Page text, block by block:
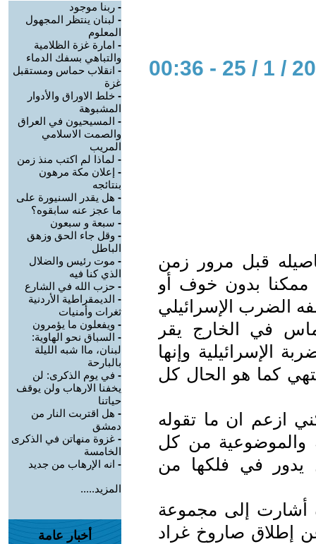
قبل مرور زمن
بدون خوف أو
الضرب الإسرائيلي
في الخارج يقر
الإسرائيلية وإنها
كما هو الحال كل
ازعم ان ما تقوله
والموضوعية من كل
يدور في فلكها من
أشارت إلى مجموعة
إطلاق صاروخ غراد
- ربنا موجود
- لبنان ينتظر المجهول
المعلوم
- امارة غزة الظلامية
والتباهي بسفك الدماء
- انقلاب حماس ومستقبل
غزة
- خلط الاوراق والأدوار
المشبوهة
- المسيحيون في العراق
والصمت الاسلامي
المريب
- لماذا لم اكتب منذ زمن
- إعلان مكة مرهون
بنتائجه
- هل يقدر السنيورة على
ما عجز عنه سابقوه؟
- سبعة و سبعون
- وقل جاء الحق وزهق
الباطل
- موت رئيس والضلال
الذي كنا فيه
- حزب الله في الشارع
- الديمقراطية الأردنية
ثغرات وأمنيات
- ويفعلون ما يؤمرون
- السباق نحو الهاوية:
لبنان، ماا شبه الليلة
بالبارحة
- في يوم الذكرى: لن
يخفنا الارهاب ولن يوقف
حياتنا
- هل اقتربت النار من
دمشق
- غزوة منهاتن في الذكرى
الخامسة
- انه الإرهاب من جديد
المزيد.....
أخبار عامة